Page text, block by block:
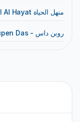
Dar Manhal Al Hayat منهل الحياة
Rupen Das - روبن داس